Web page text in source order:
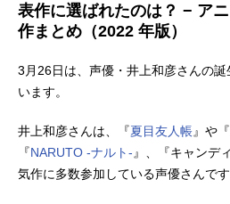
表作に選ばれたのは？ − ア
作まとめ（2022 年版）
3月26日は、声優・井上和彦さんの
います。
井上和彦さんは、『夏目友人帳』や『
『NARUTO -ナルト- 』、『キャンデ
気作に多数参加している声優さんです